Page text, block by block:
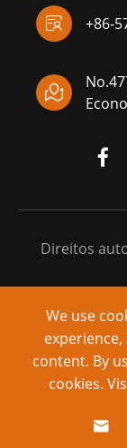
+86-


Direitos

We use
content. By
cookies.